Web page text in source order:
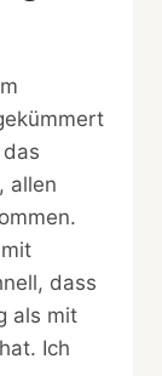
allen
dass
als mit
Ich